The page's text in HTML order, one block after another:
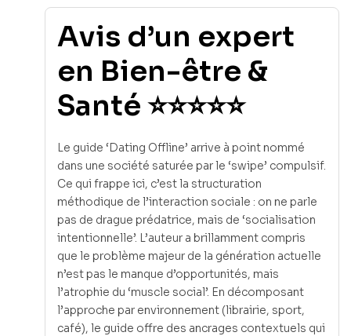
Avis d’un expert
en Bien-être &
Santé ⭐⭐⭐⭐⭐
Le guide ‘Dating Offline’ arrive à point nommé
dans une société saturée par le ‘swipe’ compulsif.
Ce qui frappe ici, c’est la structuration
méthodique de l’interaction sociale : on ne parle
pas de drague prédatrice, mais de ‘socialisation
intentionnelle’. L’auteur a brillamment compris
que le problème majeur de la génération actuelle
n’est pas le manque d’opportunités, mais
l’atrophie du ‘muscle social’. En décomposant
l’approche par environnement (librairie, sport,
café), le guide offre des ancrages contextuels qui